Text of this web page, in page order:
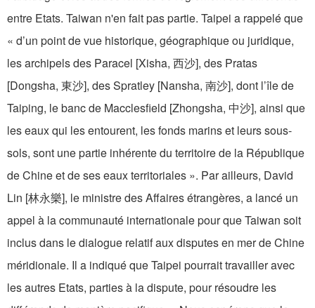
entre Etats. Taiwan n'en fait pas partie. Taipei a rappelé que
« d’un point de vue historique, géographique ou juridique,
les archipels des Paracel [Xisha, 西沙], des Pratas
[Dongsha, 東沙], des Spratley [Nansha, 南沙], dont l’île de
Taiping, le banc de Macclesfield [Zhongsha, 中沙], ainsi que
les eaux qui les entourent, les fonds marins et leurs sous-
sols, sont une partie inhérente du territoire de la République
de Chine et de ses eaux territoriales ». Par ailleurs, David
Lin [林永樂], le ministre des Affaires étrangères, a lancé un
appel à la communauté internationale pour que Taiwan soit
inclus dans le dialogue relatif aux disputes en mer de Chine
méridionale. Il a indiqué que Taipei pourrait travailler avec
les autres Etats, parties à la dispute, pour résoudre les